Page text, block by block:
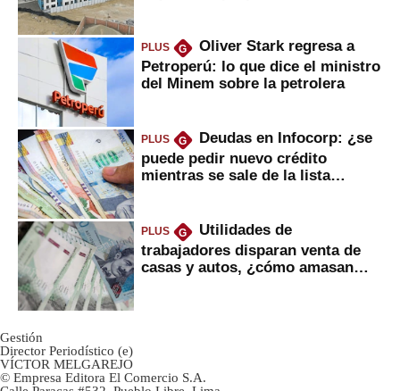
PLUS G
Oliver Stark regresa a
Petroperú: lo que dice el ministro
del Minem sobre la petrolera
PLUS G
Deudas en Infocorp: ¿se
puede pedir nuevo crédito
mientras se sale de la lista
PLUS G
Utilidades de
trabajadores disparan venta de
casas y autos, ¿cómo amasan
Gestión
Director Periodístico (e)
VÍCTOR MELGAREJO
© Empresa Editora El Comercio S.A.